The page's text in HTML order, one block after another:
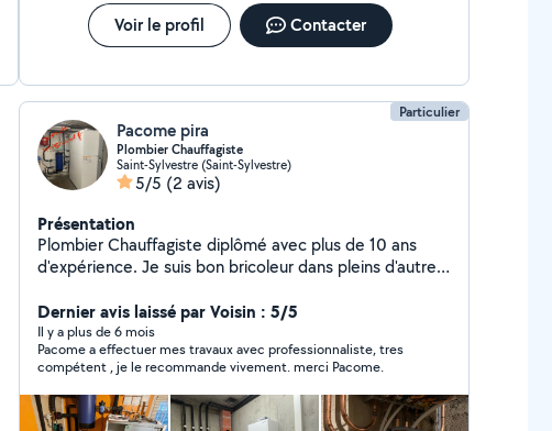
Voir le profil Contacter
Particulier
Pacome pira
Plombier Chauffagiste
Saint-Sylvestre (Saint-Sylvestre)
5/5 (2 avis)
Présentation
Plombier Chauffagiste diplômé avec plus de 10 ans
d'expérience. Je suis bon bricoleur dans pleins d'autres
Dernier avis laissé par Voisin : 5/5
Il y a plus de 6 mois
Pacome a effectuer mes travaux avec professionnaliste, tres
compétent , je le recommande vivement. merci Pacome.